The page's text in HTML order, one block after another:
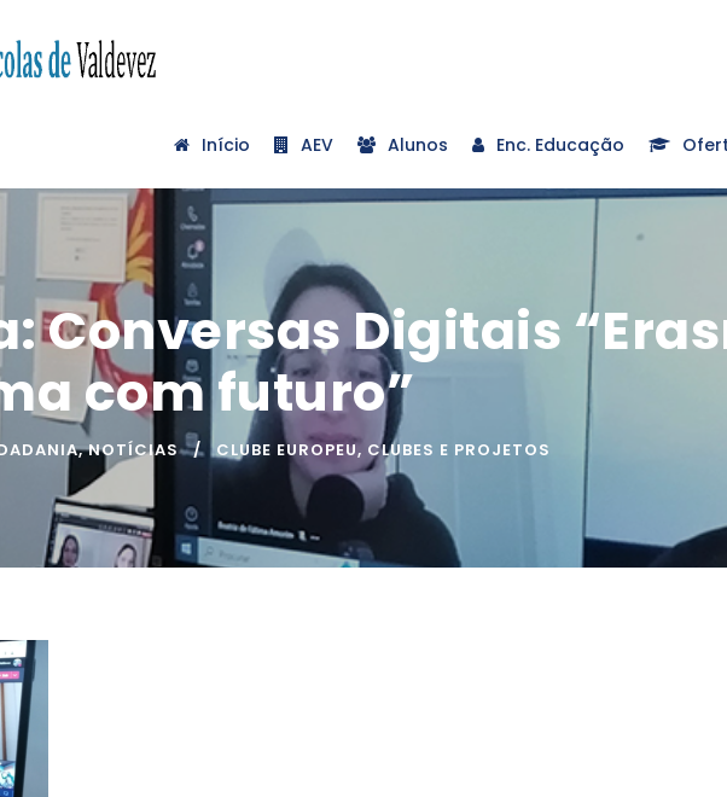
Início AEV Alunos Enc. Educação
Conversas Digitais
com futuro”
, NOTÍCIAS CLUBE EUROPEU, CLUBES E PROJETOS